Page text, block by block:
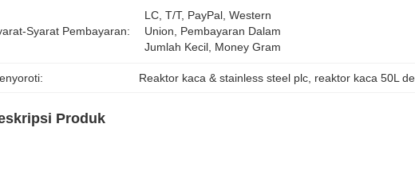
Syarat Pembayaran:
LC, T/T, PayPal, Western
Union, Pembayaran Dalam
Jumlah Kecil, Money Gram
Reaktor kaca & stainless steel plc reaktor kaca 50L
Produk